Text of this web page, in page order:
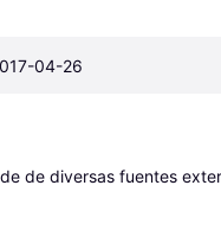
04-26
de diversas fuentes